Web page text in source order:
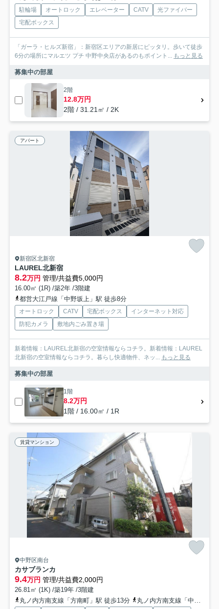
駐輪場 オートロック エレベーター CATV
光ファイバー
宅配ボックス
「ガーラ・ヒルズ新宿」：新宿区エリアの新居にピッタリ。歩いて徒歩
6分の場所にマルエツ プチ 中野中央店があるのもポイント... もっと見る
募集中の部屋
2階
12.8万円
2階 / 31.21㎡ / 2K
アパート
新宿区北新宿
LAUREL北新宿
8.2万円 管理/共益費5,000円
16.00㎡ (1R) /築2年 /3階建
都営大江戸線「中野坂上」駅 徒歩8分
オートロック CATV 宅配ボックス
インターネット対応
防犯カメラ
敷地内ごみ置き場
新着情報：LAUREL北新宿の空室情報ならコチラ。新着情報：LAUREL
北新宿の空室情報ならコチラ。暮らし快適物件、ネッ... もっと見る
募集中の部屋
1階
8.2万円
1階 / 16.00㎡ / 1R
賃貸マンション
中野区南台
カサブランカ
9.4万円 管理/共益費2,000円
26.81㎡ (1K) /築19年 /3階建
丸ノ内方南支線「方南町」駅 徒歩13分
丸ノ内方南支線「中野富士見町」駅 徒歩14分